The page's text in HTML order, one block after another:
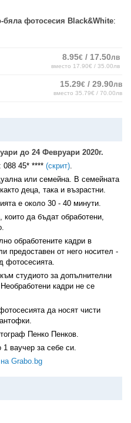
фотосесия Black&White:
8.95€ / 17.50лв
вместо 17.90€ / 35.00лв
15.29€ / 29.90лв
вместо 35.79€ / 70.00лв
до 24 Февруари 2020г.
088 45* **** (скрит).
или семейна. В семейната
деца, така и възрастни.
е около 30 - 40 минути.
които да бъдат обработени,
обработените кадри в
предоставен от него носител -
фотосесията.
студиото за допълнителни
кадри не се
да носят чисти
Пенко Пенков.
ваучер за себе си.
Grabo.bg